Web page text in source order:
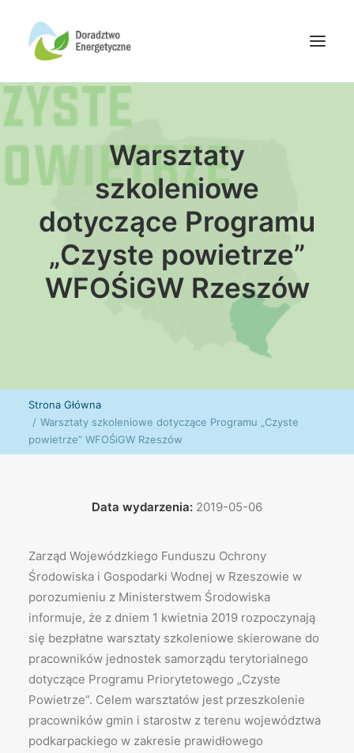
Oferta doradców
Aktualności
Wydarzenia
Oferta finansowania
Wiedza
Kontakt
Warsztaty
szkoleniowe
dotyczące Programu
„Czyste powietrze”
WFOŚiGW Rzeszów
Strona Główna
Warsztaty szkoleniowe dotyczące Programu „Czyste
powietrze” WFOŚiGW Rzeszów
Data wydarzenia: 2019-05-06
Zarząd Wojewódzkiego Funduszu Ochrony
Środowiska i Gospodarki Wodnej w Rzeszowie w
porozumieniu z Ministerstwem Środowiska
informuje, że z dniem 1 kwietnia 2019 rozpoczynają
się bezpłatne warsztaty szkoleniowe skierowane do
pracowników jednostek samorządu terytorialnego
dotyczące Programu Priorytetowego „Czyste
Powietrze”. Celem warsztatów jest przeszkolenie
pracowników gmin i starostw z terenu województwa
podkarpackiego w zakresie prawidłowego